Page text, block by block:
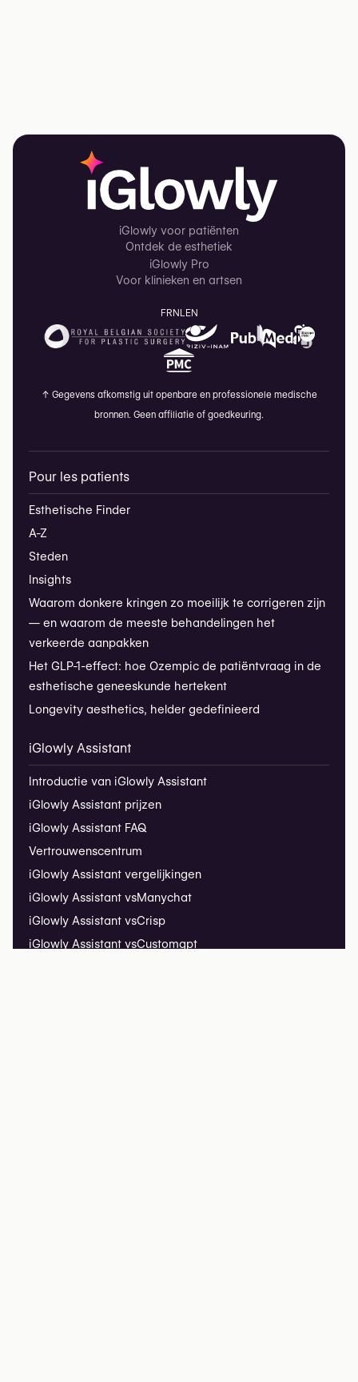
iGlowly voor patiënten
Ontdek de esthetiek
iGlowly Pro
Voor klinieken en artsen
FRNLEN
↑ Gegevens afkomstig uit openbare en professionele medische
bronnen. Geen affiliatie of goedkeuring.
Pour les patients
Esthetische Finder
A-Z
Steden
Insights
Waarom donkere kringen zo moeilijk te corrigeren zijn
— en waarom de meeste behandelingen het
verkeerde aanpakken
Het GLP-1-effect: hoe Ozempic de patiëntvraag in de
esthetische geneeskunde hertekent
Longevity aesthetics, helder gedefinieerd
iGlowly Assistant
Introductie van iGlowly Assistant
iGlowly Assistant prijzen
iGlowly Assistant FAQ
Vertrouwenscentrum
iGlowly Assistant vergelijkingen
iGlowly Assistant vsManychat
iGlowly Assistant vsCrisp
iGlowly Assistant vsCustomgpt